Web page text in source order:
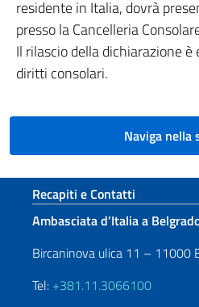
residente in Italia, dovrà
presso la Cancelleria
Il rilascio della dichiarazione
diritti consolari.
Naviga nella
Sezione footer
Recapiti e Contatti
Ambasciata d’Italia a
Bircaninova ulica 11 – 11000
Tel: +381.11.3066100